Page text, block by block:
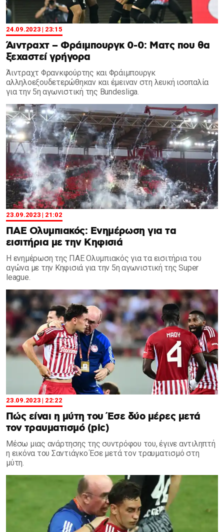
24.09.2023 | 23:15
Άιντραχτ – Φράιμπουργκ 0-0: Ματς που θα
ξεχαστεί γρήγορα
Άιντραχτ Φρανκφούρτης και Φράιμπουργκ
αλληλοεξουδετερώθηκαν και έμειναν στη λευκή ισοπαλία
για την 5η αγωνιστική της Bundesliga.
23.09.2023 | 21:02
ΠΑΕ Ολυμπιακός: Ενημέρωση για τα
εισιτήρια με την Κηφισιά
Η ενημέρωση της ΠΑΕ Ολυμπιακός για τα εισιτήρια του
αγώνα με την Κηφισιά για την 5η αγωνιστική της Super
league.
23.09.2023 | 22:22
Πώς είναι η μύτη του Έσε δύο μέρες μετά
τον τραυματισμό (pic)
Μέσω μιας ανάρτησης της συντρόφου του, έγινε αντιληπτή
η εικόνα του Σαντιάγκο Έσε μετά τον τραυματισμό στη
μύτη.